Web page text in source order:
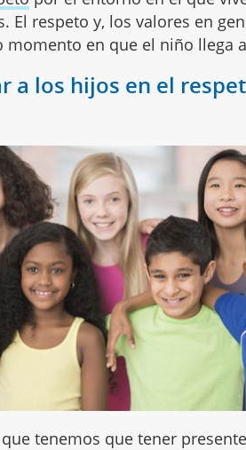
El respeto y, los valores en
momento en que el niño llega
a los hijos en el
tenemos que tener